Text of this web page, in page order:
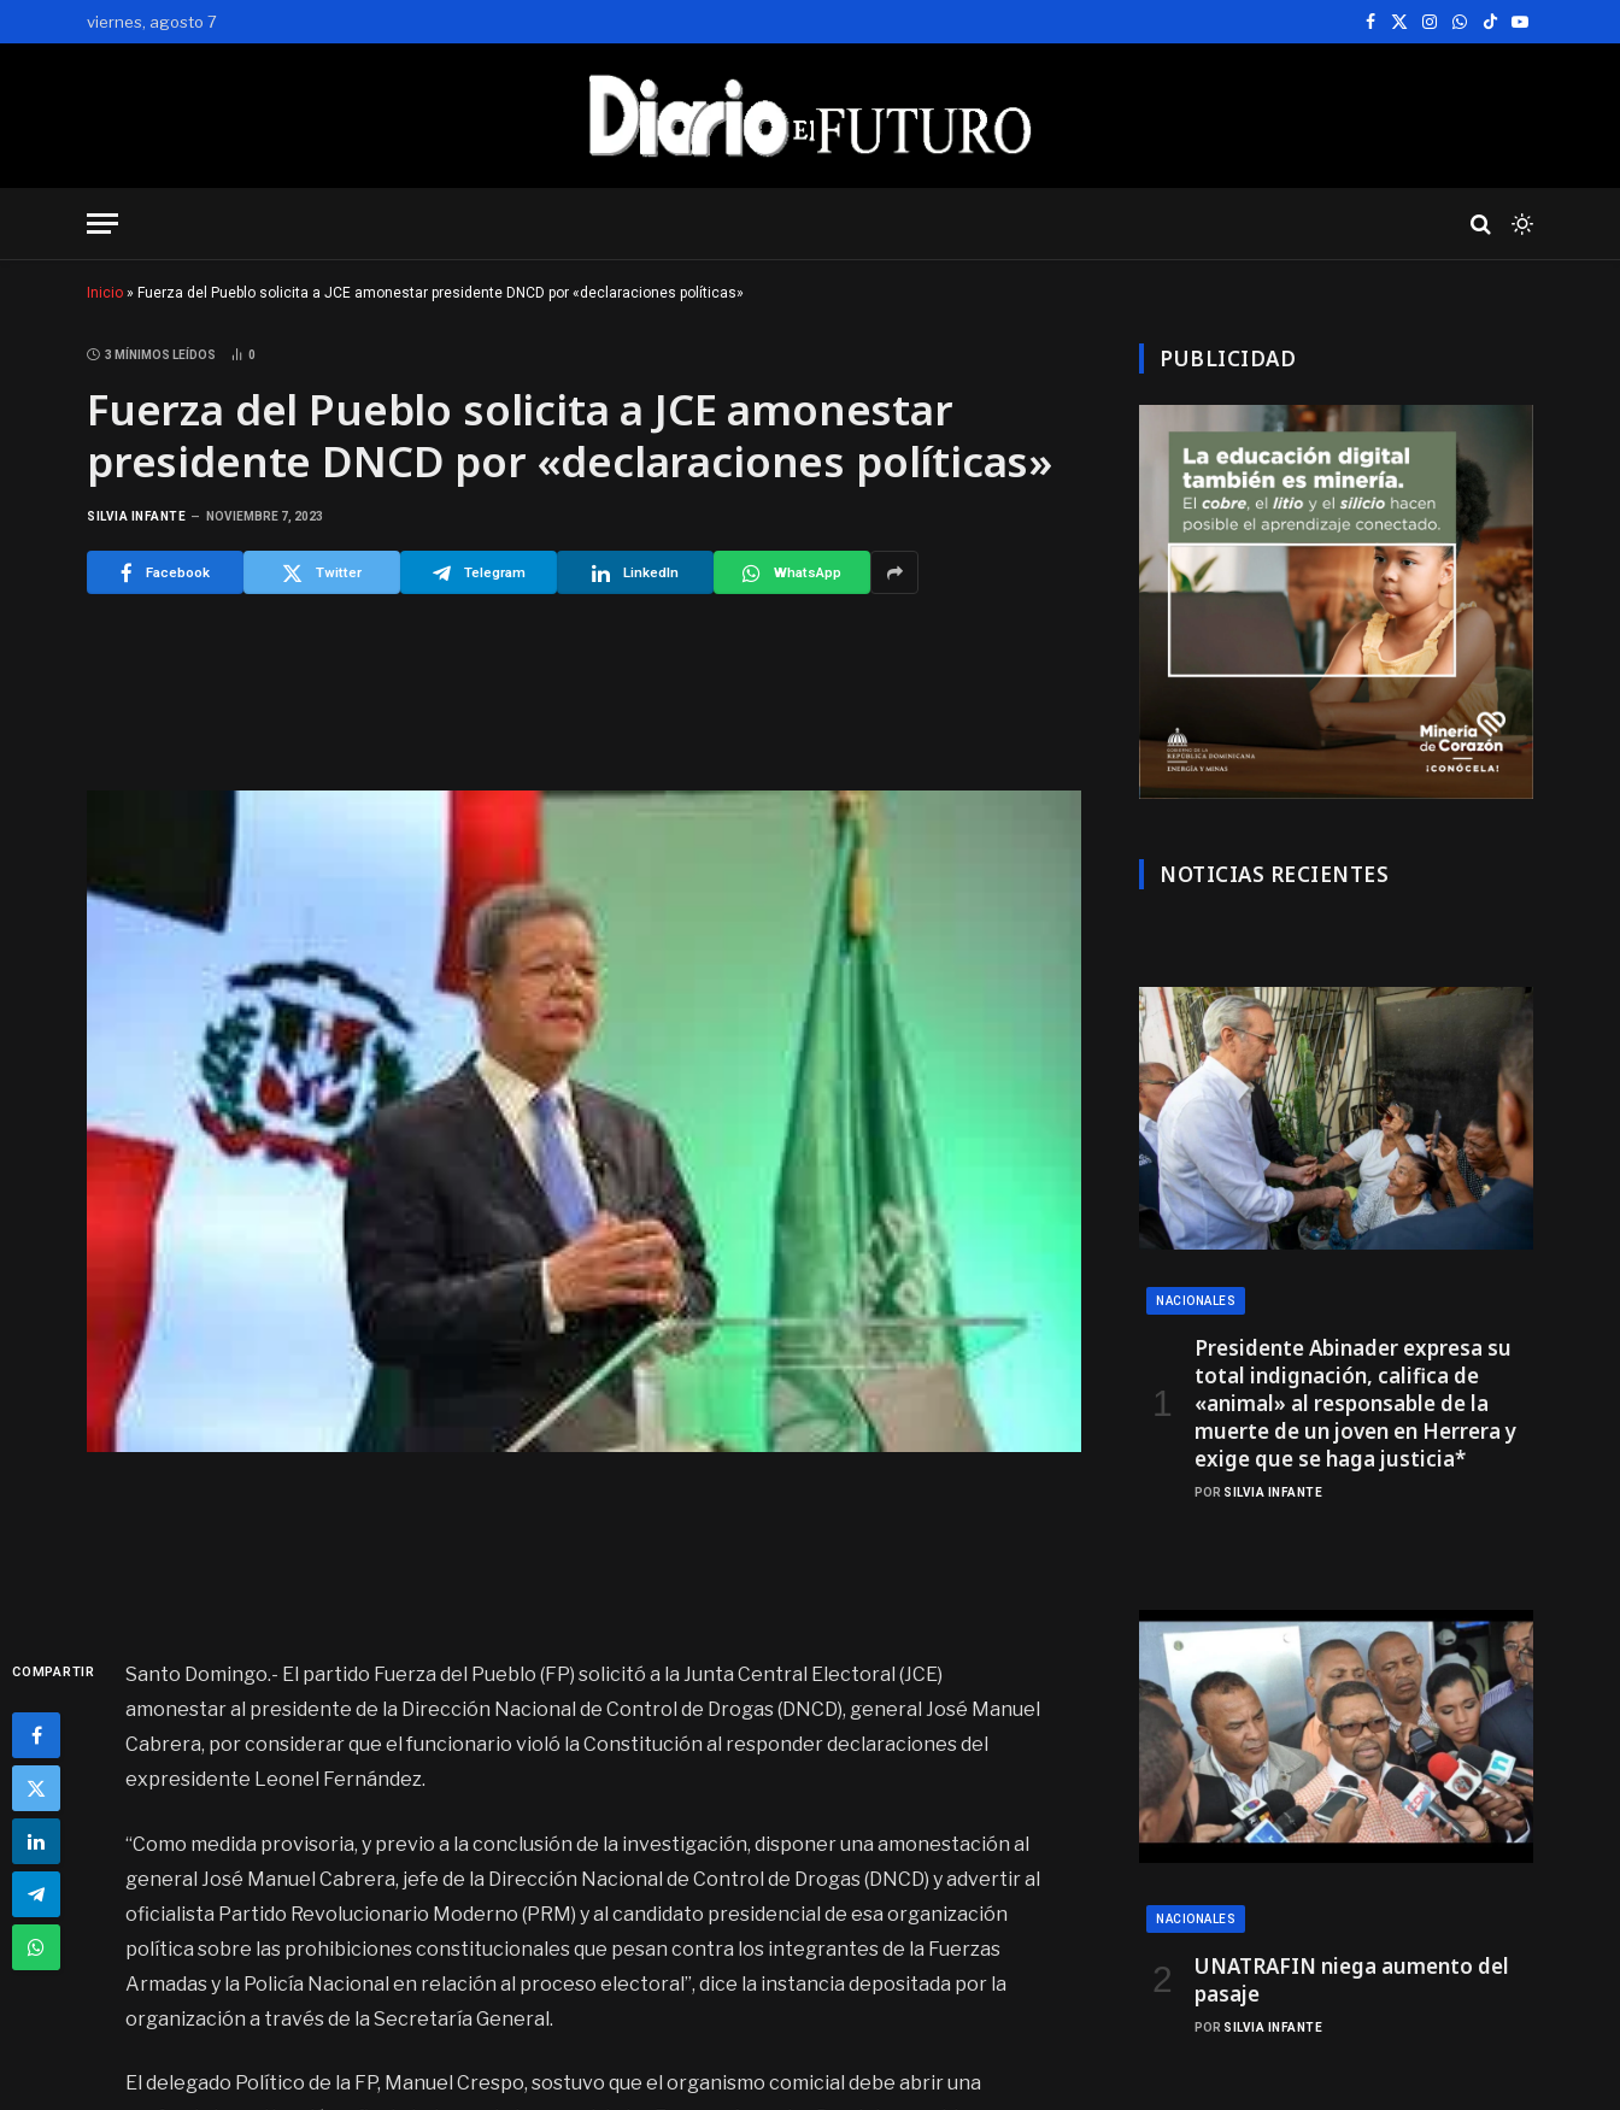
viernes, agosto 7
Facebook
X
Instagram
WhatsApp
TikTokYouTube
Inicio » Fuerza del Pueblo solicita a JCE amonestar presidente DNCD por «declaraciones políticas»
3 MÍNIMOS LEÍDOS 0
Fuerza del Pueblo solicita a JCE amonestar
presidente DNCD por «declaraciones políticas»
SILVIA INFANTE NOVIEMBRE 7, 2023
Facebook Twitter Telegram LinkedIn WhatsApp
COMPARTIR
Santo Domingo.- El partido Fuerza del Pueblo (FP) solicitó a la Junta Central Electoral (JCE)
amonestar al presidente de la Dirección Nacional de Control de Drogas (DNCD), general José Manuel
Cabrera, por considerar que el funcionario violó la Constitución al responder declaraciones del
expresidente Leonel Fernández.
“Como medida provisoria, y previo a la conclusión de la investigación, disponer una amonestación al
general José Manuel Cabrera, jefe de la Dirección Nacional de Control de Drogas (DNCD) y advertir al
oficialista Partido Revolucionario Moderno (PRM) y al candidato presidencial de esa organización
política sobre las prohibiciones constitucionales que pesan contra los integrantes de la Fuerzas
Armadas y la Policía Nacional en relación al proceso electoral”, dice la instancia depositada por la
organización a través de la Secretaría General.
El delegado Político de la FP, Manuel Crespo, sostuvo que el organismo comicial debe abrir una
PUBLICIDAD
NOTICIAS RECIENTES
NACIONALES
Presidente Abinader expresa su
total indignación, califica de
«animal» al responsable de la
muerte de un joven en Herrera y
exige que se haga justicia*
POR SILVIA INFANTE
NACIONALES
UNATRAFIN niega aumento del
pasaje
POR SILVIA INFANTE